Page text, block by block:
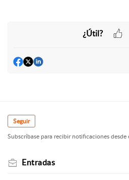
¿Útil?
Seguir
Subscríbase para recibir notificaciones desde
Entradas